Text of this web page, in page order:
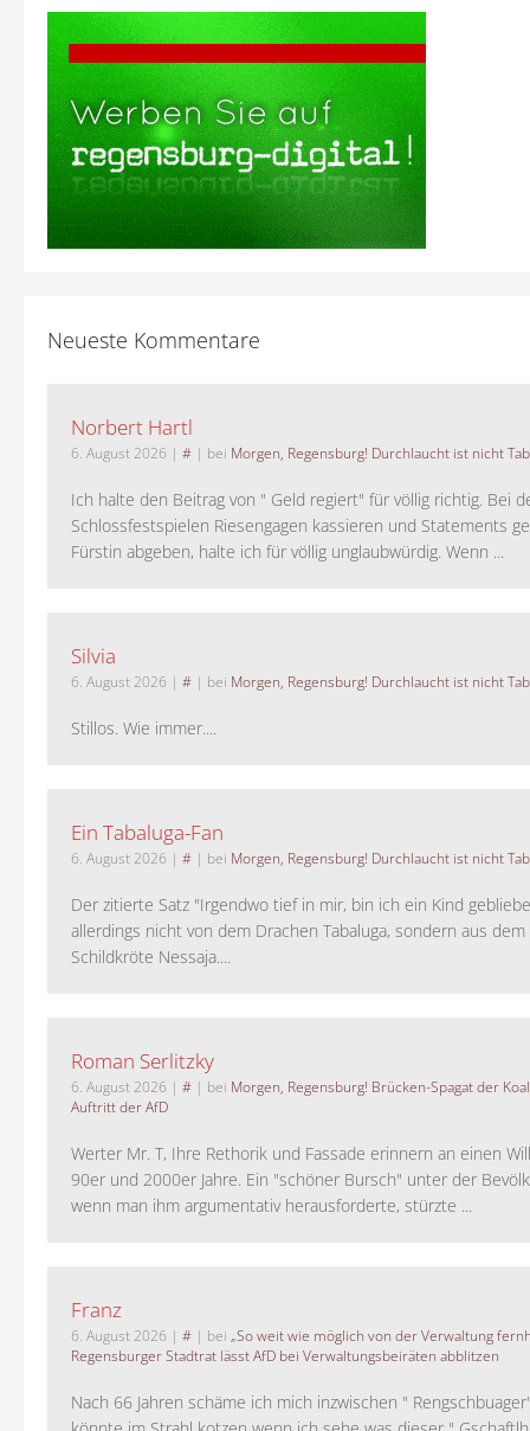
Neueste Kommentare
Norbert Hartl
6. August 2026 | # | bei Morgen, Regensburg! Durchlaucht ist nicht
Ich halte den Beitrag von " Geld regiert" für völlig richtig. Bei
Schlossfestspielen Riesengagen kassieren und Statements
Fürstin abgeben, halte ich für völlig unglaubwürdig. Wenn ...
Silvia
6. August 2026 | # | bei Morgen, Regensburg! Durchlaucht ist nicht
Stillos. Wie immer....
Ein Tabaluga-Fan
6. August 2026 | # | bei Morgen, Regensburg! Durchlaucht ist nicht
Der zitierte Satz "Irgendwo tief in mir, bin ich ein Kind
allerdings nicht von dem Drachen Tabaluga, sondern aus
Schildkröte Nessaja....
Roman Serlitzky
6. August 2026 | # | bei Morgen, Regensburg! Brücken-Spagat der
Auftritt der AfD
Werter Mr. T, Ihre Rethorik und Fassade erinnern an einen
90er und 2000er Jahre. Ein "schöner Bursch" unter der
wenn man ihm argumentativ herausforderte, stürzte ...
Franz
6. August 2026 | # | bei „So weit wie möglich von der Verwaltung
Regensburger Stadtrat lässt AfD bei Verwaltungsbeiräten abblitzen
Nach 66 Jahren schäme ich mich inzwischen "